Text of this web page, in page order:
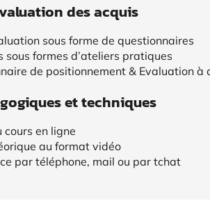
des acquis
sous forme de questionnaires
sous formes d’ateliers pratiques
de positionnement & Evaluation à
et techniques
cours en ligne
au format vidéo
par téléphone, mail ou par tchat